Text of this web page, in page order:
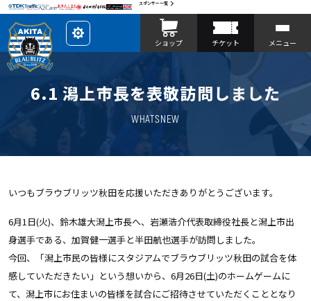
スポンサー一覧
レ
イ
ア
カ
ス
ショップ チケット メニュー
6.1 潟上市長を表敬訪問しました
WHATSNEW
いつもブラウブリッツ秋田を応援いただきありがとうございます。
6月1日(火)、鈴木雄大潟上市長へ、岩瀬浩介代表取締役社長と潟上市出
身選手である、加賀健一選手と半田航也選手が訪問しました。
今回、「潟上市民の皆様にスタジアムでブラウブリッツ秋田の試合を体
感していただきたい」という想いから、6月26日(土)のホームゲームに
て、潟上市にお住まいの皆様を試合にご招待させていただくこととなり